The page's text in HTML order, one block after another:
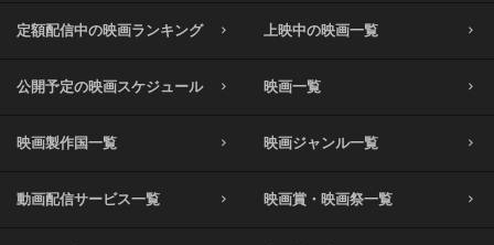
定額配信中の映画ランキング 上映中の映画一覧
公開予定の映画スケジュール 映画一覧
映画製作国一覧 映画ジャンル一覧
動画配信サービス一覧 映画賞・映画祭一覧